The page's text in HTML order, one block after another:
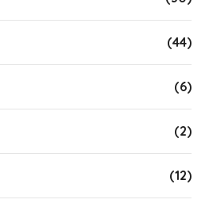
(44)
(6)
(2)
(12)